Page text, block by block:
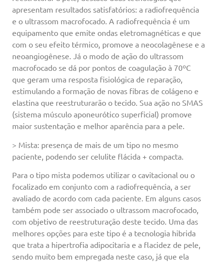
apresentam resultados satisfatórios: a radiofrequência
e o ultrassom macrofocado. A radiofrequência é um
equipamento que emite ondas eletromagnéticas e que
com o seu efeito térmico, promove a neocolagênese e a
neoangiogênese. Já o modo de ação do ultrassom
macrofocado se dá por pontos de coagulação à 70ºC
que geram uma resposta fisiológica de reparação,
estimulando a formação de novas fibras de colágeno e
elastina que reestruturarão o tecido. Sua ação no SMAS
(sistema músculo aponeurótico superficial) promove
maior sustentação e melhor aparência para a pele.
> Mista: presença de mais de um tipo no mesmo
paciente, podendo ser celulite flácida + compacta.
Para o tipo mista podemos utilizar o cavitacional ou o
focalizado em conjunto com a radiofrequência, a ser
avaliado de acordo com cada paciente. Em alguns casos
também pode ser associado o ultrassom macrofocado,
com objetivo de reestruturação deste tecido. Uma das
melhores opções para este tipo é a tecnologia hibrida
que trata a hipertrofia adipocitaria e a flacidez de pele,
sendo muito bem empregada neste caso, já que ela